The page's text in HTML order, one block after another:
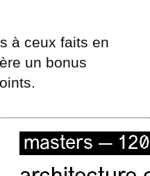
à ceux faits en
un bonus
masters —